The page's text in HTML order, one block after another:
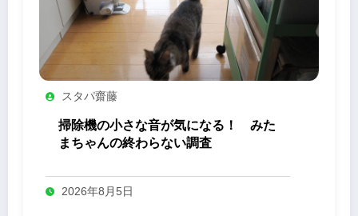
スタパ齋藤
掃除機の小さな音が気になる！ みた
まちゃんの終わらない調査
2026年8月5日